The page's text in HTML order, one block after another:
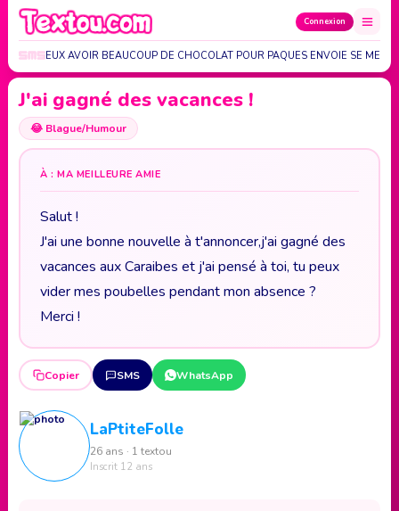
Connexion
SI TU VEUX AVOIR BEAUCOUP DE CHOCOLAT POUR PAQUES ENVOIE SE
J'ai gagné des vacances !
😂 Blague/Humour
À : MA MEILLEURE AMIE
Salut !
J'ai une bonne nouvelle à t'annoncer,j'ai gagné des
vacances aux Caraibes et j'ai pensé à toi, tu peux
vider mes poubelles pendant mon absence ?
Merci !
Copier SMS WhatsApp
LaPtiteFolle
26 ans · 1 textou
Inscrit 12 ans